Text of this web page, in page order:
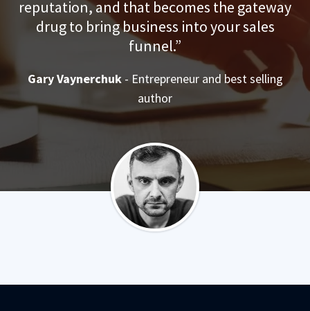
reputation, and that becomes the gateway
drug to bring business into your sales
funnel.”
Gary Vaynerchuk- Entrepreneur and best selling
author